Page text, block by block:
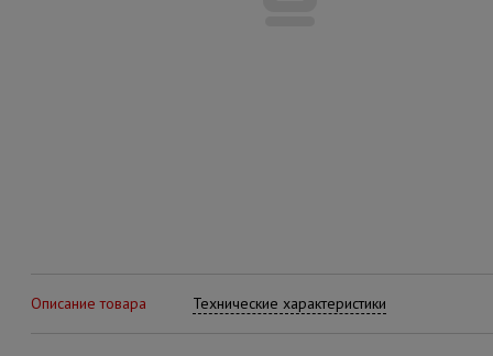
Описание товара Технические характеристики